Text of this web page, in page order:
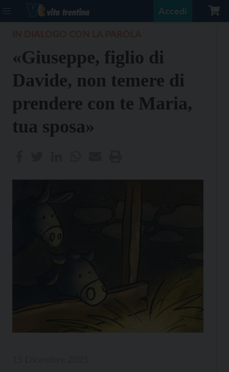
Accedi
«Giuseppe, figlio di
Davide, non temere di
prendere con te Maria,
tua sposa»